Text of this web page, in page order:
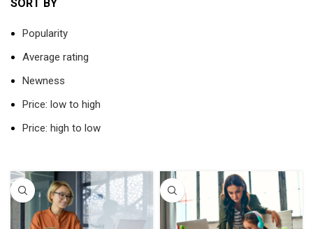
SORT BY
Popularity
Average rating
Newness
Price: low to high
Price: high to low